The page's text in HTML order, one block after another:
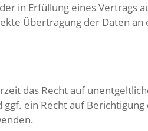
in Erfüllung eines
Übertragung der Daten
das Recht auf
ein Recht auf